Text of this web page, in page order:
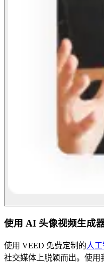
使用 AI 头像视频生成
使用 VEED 免费定制的人
社交媒体上脱颖而出。使